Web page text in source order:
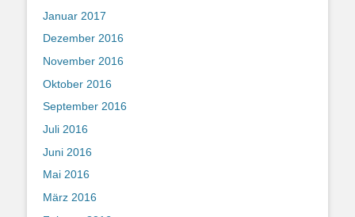
Januar 2017
Dezember 2016
November 2016
Oktober 2016
September 2016
Juli 2016
Juni 2016
Mai 2016
März 2016